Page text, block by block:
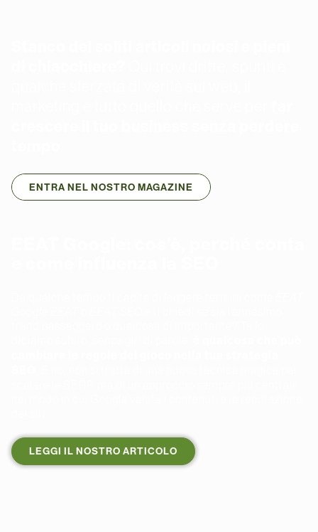
ENTRA NEL NOSTRO MAGAZINE
LEGGI IL NOSTRO ARTICOLO